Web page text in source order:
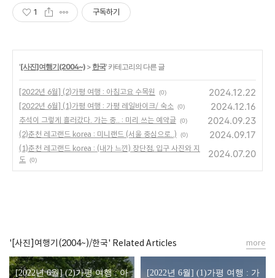
1 구독하기
'[사진]여행기(2004~) > 한국' 카테고리의 다른 글
[2022년 6월] (2)가평 여행 : 아침고요 수목원 (0) 2024.12.22
[2022년 6월] (1)가평 여행 : 가평 레일바이크/ 숙소 (0) 2024.12.16
추석이 그렇게 흘러갔다. 가는 중.. : 미리 쓰는 예약글 (0) 2024.09.23
(2)춘천 레고랜드 korea : 미니랜드 (서울 중심으로..) (0) 2024.09.17
(1)춘천 레고랜드 korea : (내가 느낀) 장단점, 입구 사진와 지
도 (0)
2024.07.20
'[사진]여행기(2004~)/한국' Related Articles
[2022년 6월] (2)가평 여행 : 아
[2022년 6월] (1)가평 여행 : 가
more